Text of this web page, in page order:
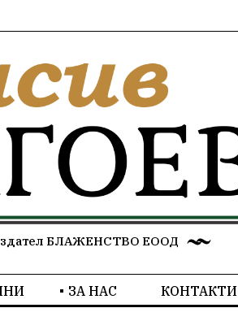
БЛАЖЕНСТВО ЕООД
ЗА НАС КОНТАКТИ